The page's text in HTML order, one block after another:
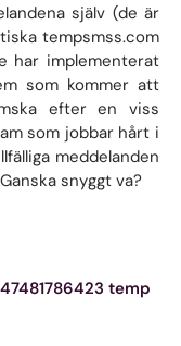
själv (de är
tempsmss.com
har implementerat
som kommer att
efter en viss
som jobbar hårt i
meddelanden
snyggt va?
temp